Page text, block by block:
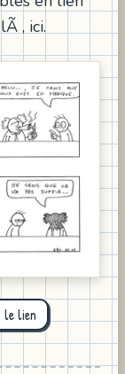
, ici.
le lien